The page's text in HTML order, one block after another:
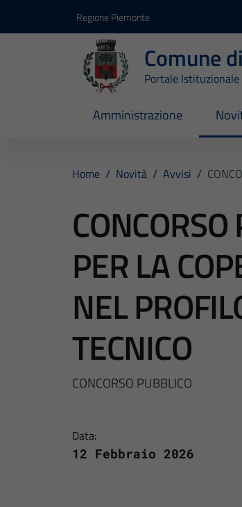
Regione Piemonte
Comune
Portale Istituzionale
Amministrazione
Home / Novità / Avvisi /
PER LA
NEL
TECNICO
CONCORSO PUBBLICO
Data:
12 Febbraio 2026